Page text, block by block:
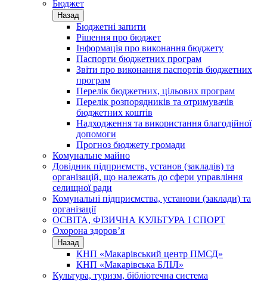
Бюджет
Назад
Бюджетні запити
Рішення про бюджет
Інформація про виконання бюджету
Паспорти бюджетних програм
Звіти про виконання паспортів бюджетних
програм
Перелік бюджетних, цільових програм
Перелік розпорядників та отримувачів
бюджетних коштів
Надходження та використання благодійної
допомоги
Прогноз бюджету громади
Комунальне майно
Довідник підприємств, установ (закладів) та
організацій, що належать до сфери управління
селищної ради
Комунальні підприємства, установи (заклади) та
організації
ОСВІТА, ФІЗИЧНА КУЛЬТУРА І СПОРТ
Охорона здоров’я
Назад
КНП «Макарівський центр ПМСД»
КНП «Макарівська БЛІЛ»
Культура, туризм, бібліотечна система